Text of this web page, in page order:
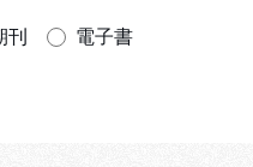
刊
電子書